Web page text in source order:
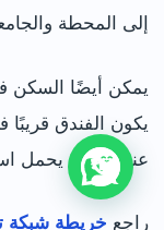
إلى المحطة
يمكن أيضًا السكن
يكون الفندق
عنوان بعيد يحمل
راجع خريطة شبكة